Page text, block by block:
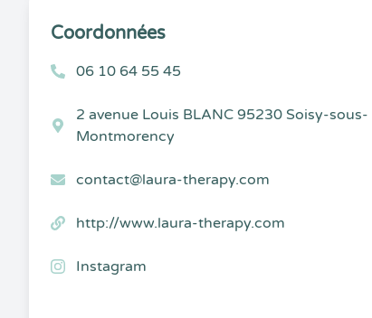
Coordonnées
06 10 64 55 45
2 avenue Louis BLANC 95230 Soisy-sous-
Montmorency
contact@laura-therapy.com
http://www.laura-therapy.com
Instagram